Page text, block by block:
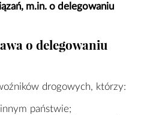
m.in. o delegowaniu
o delegowaniu
drogowych, którzy:
państwie;